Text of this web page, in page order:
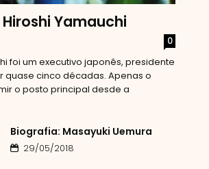
Yamauchi
0
foi um executivo japonês, presidente
quase cinco décadas. Apenas o
o posto principal desde a
Biografia: Masayuki Uemura
29/05/2018